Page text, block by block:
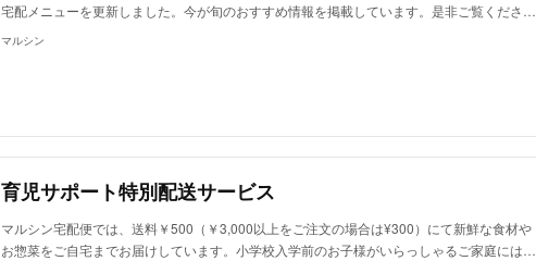
宅配メニューを更新しました。今が旬のおすすめ情報を掲載しています。是非ご覧くださ…
マルシン
育児サポート特別配送サービス
マルシン宅配便では、送料￥500（￥3,000以上をご注文の場合は¥300）にて新鮮な食材や
お惣菜をご自宅までお届けしています。小学校入学前のお子様がいらっしゃるご家庭には…